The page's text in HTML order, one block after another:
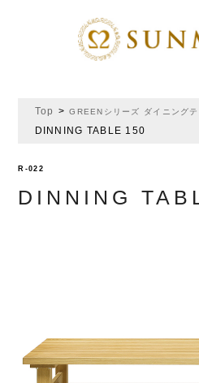
Top > GREENシリーズ ダイニング
DINNING TABLE 150
R-022
DINNING